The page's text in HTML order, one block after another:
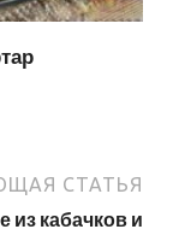
СТАТЬЯ
из кабачков и